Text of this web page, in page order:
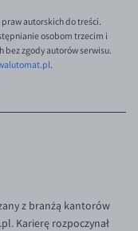
autorskich do treści.
osobom trzecim i
bez zgody autorów serwisu.
.
z branżą kantorów
Karierę rozpoczynał